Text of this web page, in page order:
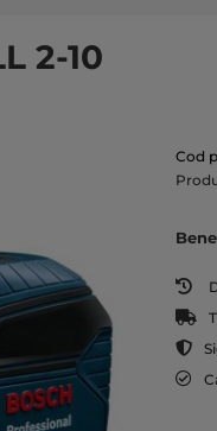
2-10
Cod